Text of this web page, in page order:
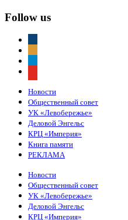
Follow us
Новости
Общественный совет
УК «Левобережье»
Деловой Энгельс
КРЦ «Империя»
Книга памяти
РЕКЛАМА
Новости
Общественный совет
УК «Левобережье»
Деловой Энгельс
КРЦ «Империя»